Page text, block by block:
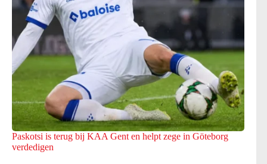
Paskotsi is terug bij KAA Gent en helpt zege in Göteborg
verdedigen